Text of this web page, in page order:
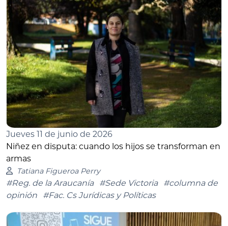
Jueves 11 de junio de 2026
Niñez en disputa: cuando los hijos se transforman en
armas
Tatiana Figueroa Perry
#Reg. de la Araucanía #Sede Victoria
#columna de
opinión
#Fac. Cs Jurídicas y Políticas